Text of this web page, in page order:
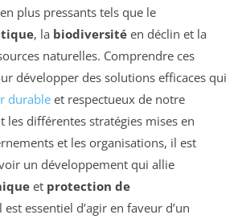
plus pressants tels que le
, la biodiversité en déclin et la
naturelles. Comprendre ces
développer des solutions efficaces qui
durable et respectueux de notre
les différentes stratégies mises en
et les organisations, il est
un développement qui allie
et protection de
est essentiel d’agir en faveur d’un